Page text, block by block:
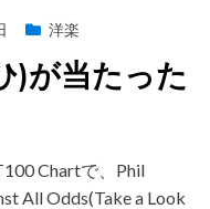
洋楽
)が当たった
Chartで、Phil
All Odds(Take a Look